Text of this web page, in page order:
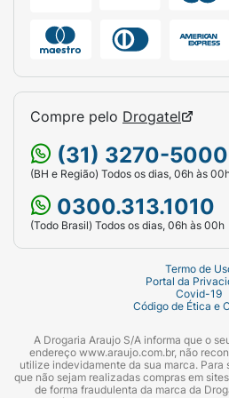
Compre pelo Drogatel
(31) 3270-5000
(BH e Região) Todos os dias, 06h às
0300.313.1010
(Todo Brasil) Todos os dias, 06h às 00h
Termo de
Portal da
Covid-19
Código de Ética e
A Drogaria Araujo S/A informa que o
endereço www.araujo.com.br, não
utilize indevidamente da sua marca. Para
que não sejam realizadas compras em
de forma fraudulenta da marca da